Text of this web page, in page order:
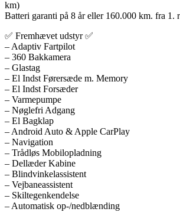
km)
Batteri garanti på 8 år eller 160.000 km. fra 1.
✅️ Fremhævet udstyr ✅️
– Adaptiv Fartpilot
– 360 Bakkamera
– Glastag
– El Indst Førersæde m. Memory
– El Indst Forsæder
– Varmepumpe
– Nøglefri Adgang
– El Bagklap
– Android Auto & Apple CarPlay
– Navigation
– Trådløs Mobilopladning
– Dellæder Kabine
– Blindvinkelassistent
– Vejbaneassistent
– Skiltegenkendelse
– Automatisk op-/nedblænding